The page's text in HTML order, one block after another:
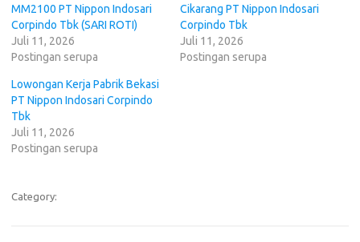
MM2100 PT Nippon Indosari
Corpindo Tbk (SARI ROTI)
Juli 11, 2026
Postingan serupa
Cikarang PT Nippon Indosari
Corpindo Tbk
Juli 11, 2026
Postingan serupa
Lowongan Kerja Pabrik Bekasi
PT Nippon Indosari Corpindo
Tbk
Juli 11, 2026
Postingan serupa
Category: